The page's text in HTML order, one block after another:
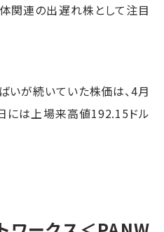
関連の出遅れ株として注目
いが続いていた株価は、4月
には上場来高値192.15ドル